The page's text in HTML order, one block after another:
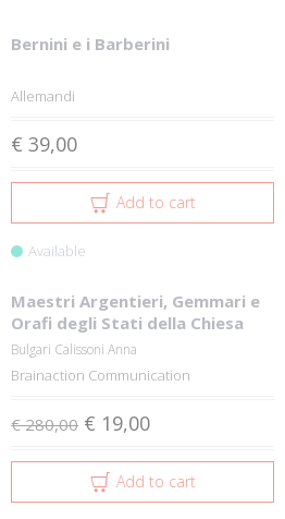
Bernini e i Barberini
Allemandi
€ 39,00
Add to cart
Available
Maestri Argentieri, Gemmari e
Orafi degli Stati della Chiesa
Bulgari Calissoni Anna
Brainaction Communication
€ 280,00 € 19,00
Add to cart